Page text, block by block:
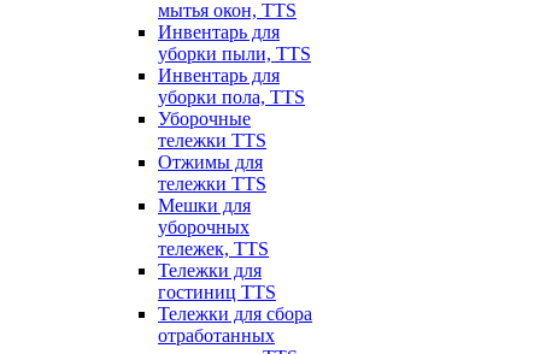
мытья окон, TTS
Инвентарь для
уборки пыли, TTS
Инвентарь для
уборки пола, TTS
Уборочные
тележки TTS
Отжимы для
тележки TTS
Мешки для
уборочных
тележек, TTS
Тележки для
гостиниц TTS
Тележки для сбора
отработанных